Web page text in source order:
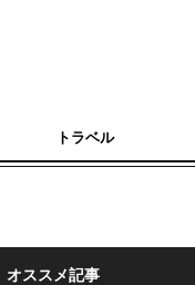
トラベル
オススメ記事